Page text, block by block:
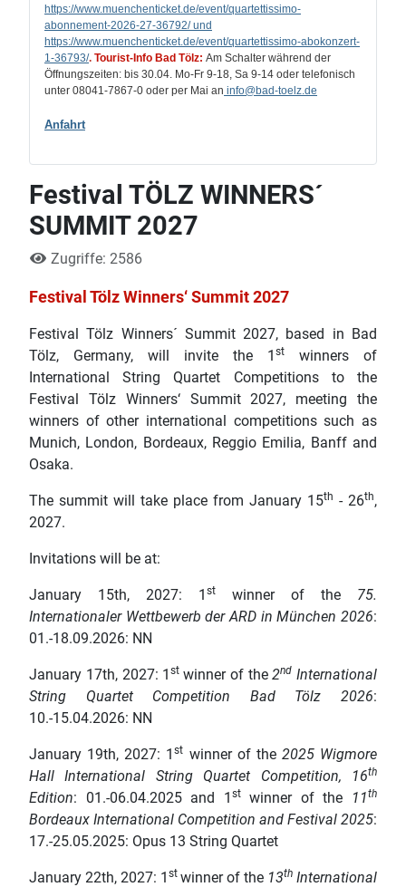
https://www.muenchenticket.de/event/quartettissimo-
abonnement-2026-27-36792/ und
https://www.muenchenticket.de/event/quartettissimo-abokonzert-
1-36793/. Tourist-Info Bad Tölz: Am Schalter während der
Öffnungszeiten: bis 30.04. Mo-Fr 9-18, Sa 9-14 oder telefonisch
unter 08041-7867-0 oder per Mai an info@bad-toelz.de
Anfahrt
Festival TÖLZ WINNERS´
SUMMIT 2027
Zugriffe: 2586
Festival Tölz Winners‘ Summit 2027
Festival Tölz Winners´ Summit 2027, based in Bad
Tölz, Germany, will invite the 1 st
winners of
International String Quartet Competitions to the
Festival Tölz Winners‘ Summit 2027, meeting the
winners of other international competitions such as
Munich, London, Bordeaux, Reggio Emilia, Banff and
Osaka.
The summit will take place from January 15th - 26th,
2027.
Invitations will be at:
January 15th, 2027: 1 st winner of the 75.
Internationaler Wettbewerb der ARD in München 2026:
01.-18.09.2026: NN
January 17th, 2027: 1st winner of the2nd International
String Quartet Competition Bad Tölz 2026:
10.-15.04.2026: NN
January 19th, 2027: 1st winner of the 2025 Wigmore
Hall International String Quartet Competition, 16th
Edition: 01.-06.04.2025 and 1 stwinner of the 11th
Bordeaux International Competition and Festival 2025:
17.-25.05.2025: Opus 13 String Quartet
January 22th, 2027: 1 st winner of the 13th International